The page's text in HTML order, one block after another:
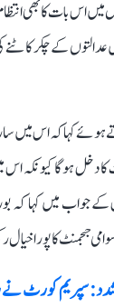
اس بات کا بھی
کے چکر کاٹنے
ہوئے کہا کہ اس
دخل ہوگا کیونکہ
میں کہا کہ
ججمنٹ کا پورا خیال
سپریم کورٹ نے